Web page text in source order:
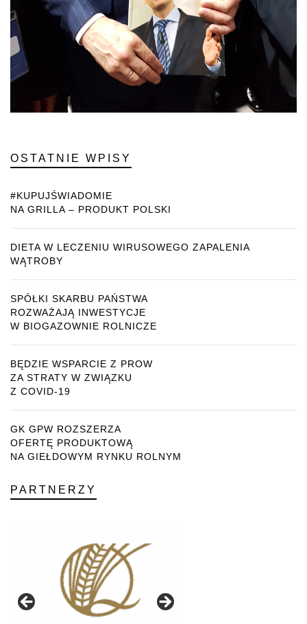
OSTATNIE WPISY
#KUPUJŚWIADOMIE
NA GRILLA – PRODUKT POLSKI
DIETA W LECZENIU WIRUSOWEGO ZAPALENIA
WĄTROBY
SPÓŁKI SKARBU PAŃSTWA
ROZWAŻAJĄ INWESTYCJE
W BIOGAZOWNIE ROLNICZE
BĘDZIE WSPARCIE Z PROW
ZA STRATY W ZWIĄZKU
Z COVID-19
GK GPW ROZSZERZA
OFERTĘ PRODUKTOWĄ
NA GIEŁDOWYM RYNKU ROLNYM
PARTNERZY